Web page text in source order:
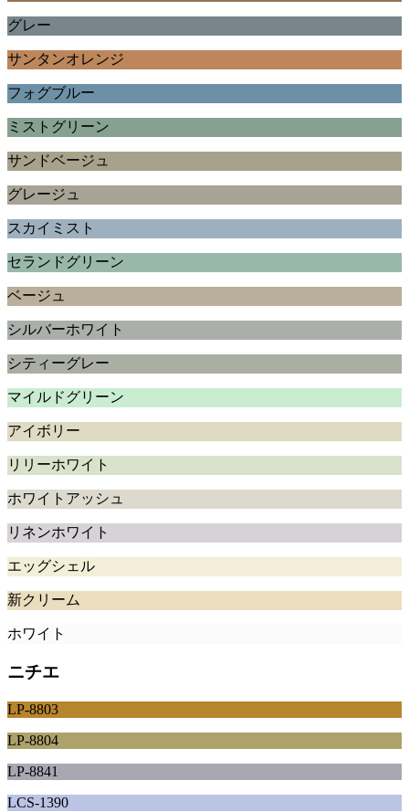
グレー
サンタンオレンジ
フォグブルー
ミストグリーン
サンドベージュ
グレージュ
スカイミスト
セランドグリーン
ベージュ
シルバーホワイト
シティーグレー
マイルドグリーン
アイボリー
リリーホワイト
ホワイトアッシュ
リネンホワイト
エッグシェル
新クリーム
ホワイト
ニチエ
LP-8803
LP-8804
LP-8841
LCS-1390